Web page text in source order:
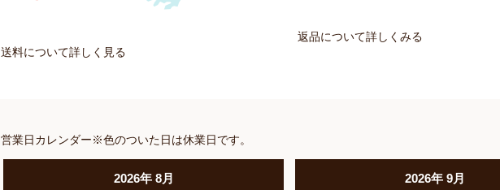
送料について詳しく見る
返品について詳しくみる
営業日カレンダー※色のついた日は休業日です。
2026年 8月 2026年9月